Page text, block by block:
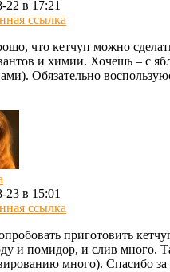
22 в 17:21
ссылка
что кетчуп можно
и химии. Хочешь – с
Обязательно
23 в 15:01
ссылка
приготовить
и помидор, и слив много.
много). Спасибо за